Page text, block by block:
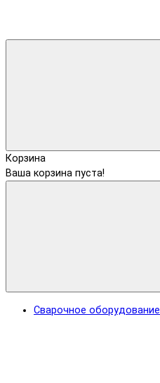
Корзина
Ваша корзина пуста!
Сварочное оборудование